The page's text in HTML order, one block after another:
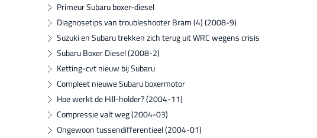
Primeur Subaru boxer-diesel
Diagnosetips van troubleshooter Bram (4) (2008-9)
Suzuki en Subaru trekken zich terug uit WRC wegens crisis
Subaru Boxer Diesel (2008-2)
Ketting-cvt nieuw bij Subaru
Compleet nieuwe Subaru boxermotor
Hoe werkt de Hill-holder? (2004-11)
Compressie valt weg (2004-03)
Ongewoon tussendifferentieel (2004-01)